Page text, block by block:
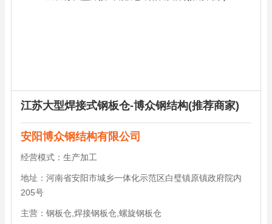
江苏大型焊接式钢板仓-博众钢结构(推荐商家)
安阳博众钢结构有限公司
经营模式： 生产加工
地址： 河南省安阳市城乡一体化示范区白璧镇原镇政府院内
205号
主营： 钢板仓,焊接钢板仓,螺旋钢板仓